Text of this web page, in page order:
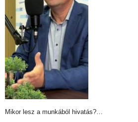
Mikor lesz a munkából hivatás?…